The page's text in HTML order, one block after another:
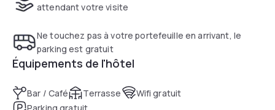
attendant votre visite
Ne touchez pas à votre portefeuille en arrivant, le
parking est gratuit
Équipements de l'hôtel
Bar / Café Terrasse
Wifi gratuit
Parking gratuit